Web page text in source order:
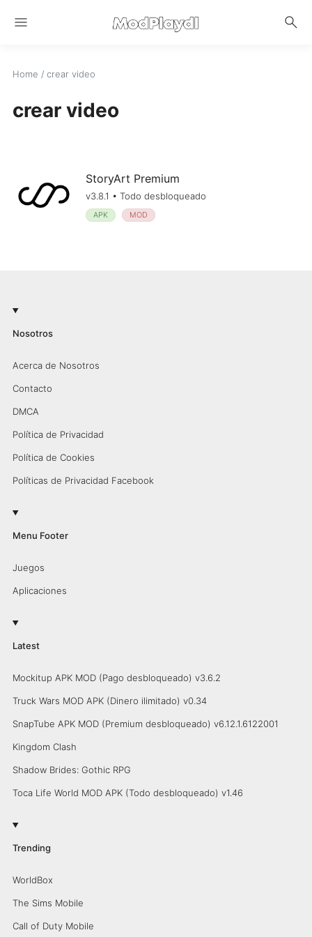
menu search
Home / crear video
crear video
StoryArt Premium
v3.8.1 • Todo desbloqueado
APK MOD
Nosotros
Acerca de Nosotros
Contacto
DMCA
Política de Privacidad
Política de Cookies
Políticas de Privacidad Facebook
Menu Footer
Juegos
Aplicaciones
Latest
Mockitup APK MOD (Pago desbloqueado) v3.6.2
Truck Wars MOD APK (Dinero ilimitado) v0.34
SnapTube APK MOD (Premium desbloqueado) v6.12.1.6122001
Kingdom Clash
Shadow Brides: Gothic RPG
Toca Life World MOD APK (Todo desbloqueado) v1.46
Trending
WorldBox
The Sims Mobile
Call of Duty Mobile